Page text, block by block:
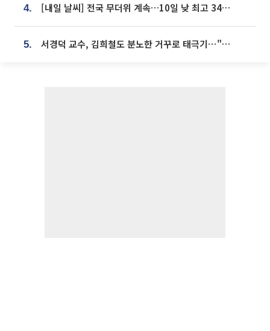
4. [내일 날씨] 전국 무더위 계속…10일 낮 최고 34도 육박
5. 서경덕 교수, 김희철도 분노한 거꾸로 태극기⋯"엉터리는 아냐, 아쉬울 뿐"